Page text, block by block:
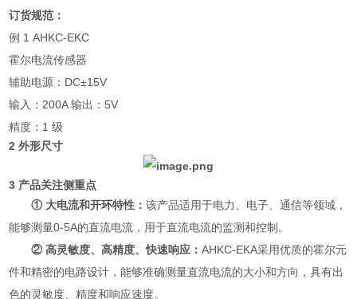
订货规范：
例 1 AHKC-EKC
霍尔电流传感器
辅助电源：DC±15V
输入：200A 输出：5V
精度：1 级
2 外形尺寸
3 产品关注侧重点
① 大电流和开环特性：该产品适用于电力、电子、通信等领域，
能够测量0-5A的直流电流，用于直流电流的监测和控制。
② 高灵敏度、高精度、快速响应：AHKC-EKA采用优质的霍尔元
件和精密的电路设计，能够准确测量直流电流的大小和方向，具有出
色的灵敏度、精度和响应速度。